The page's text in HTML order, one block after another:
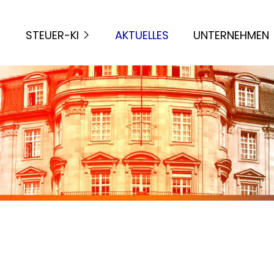
STEUER-KI AKTUELLES UNTERNEHMEN